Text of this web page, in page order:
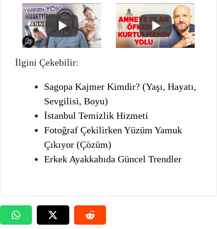
İlgini Çekebilir:
Sagopa Kajmer Kimdir? (Yaşı, Hayatı,
Sevgilisi, Boyu)
İstanbul Temizlik Hizmeti
Fotoğraf Çekilirken Yüzüm Yamuk
Çıkıyor (Çözüm)
Erkek Ayakkabıda Güncel Trendler